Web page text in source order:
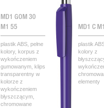
MD1 GOM 30
M1 55
plastik ABS, pełne
kolory, korpus z
wykończeniem
gumowanym, klips
transparentny w
kolorze z
wykończeniem
błyszczącym,
chromowane
MD1 C
plastik
kolory z
elementy